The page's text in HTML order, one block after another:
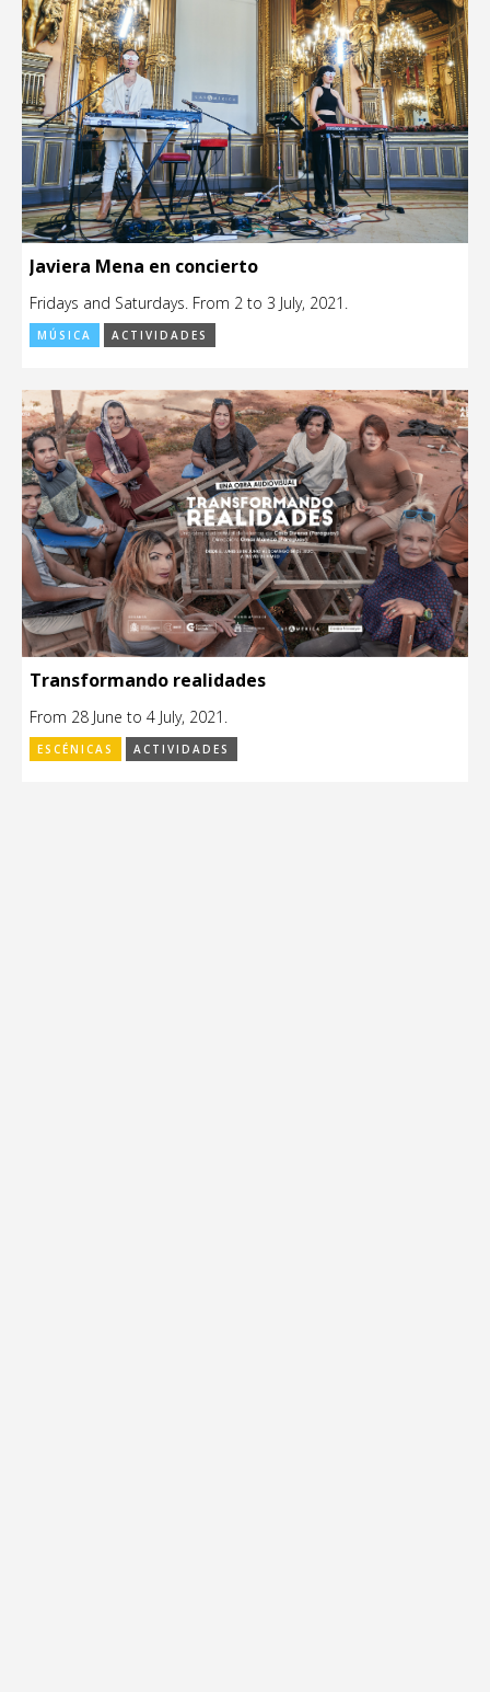
Javiera Mena en concierto
Fridays and Saturdays. From 2 to 3 July, 2021.
MÚSICA ACTIVIDADES
Transformando realidades
From 28 June to 4 July, 2021.
ESCÉNICAS ACTIVIDADES